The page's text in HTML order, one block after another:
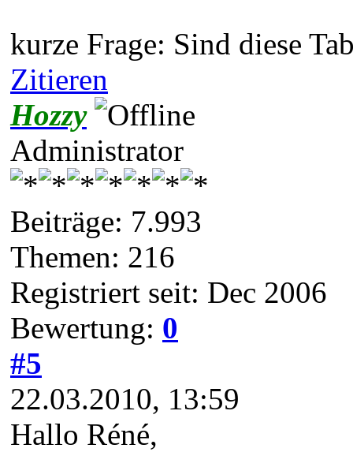
kurze Frage: Sind diese
Zitieren
Hozzy
Administrator
Beiträge: 7.993
Themen: 216
Registriert seit: Dec 2006
Bewertung: 0
#5
22.03.2010, 13:59
Hallo Réné,